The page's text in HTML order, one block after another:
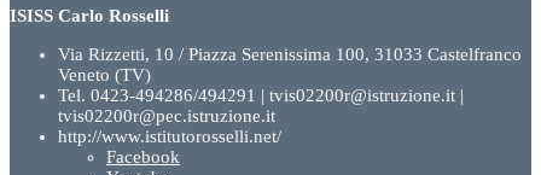
ISISS Carlo Rosselli
Via Rizzetti, 10 / Piazza Serenissima 100, 31033 Castelfranco
Veneto (TV)
Tel. 0423-494286/494291 | tvis02200r@istruzione.it |
tvis02200r@pec.istruzione.it
http://www.istitutorosselli.net/
Facebook